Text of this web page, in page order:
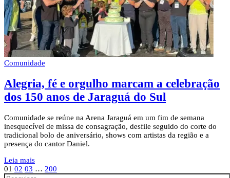
Comunidade
Alegria, fé e orgulho marcam a celebração
dos 150 anos de Jaraguá do Sul
Comunidade se reúne na Arena Jaraguá em um fim de semana
inesquecível de missa de consagração, desfile seguido do corte do
tradicional bolo de aniversário, shows com artistas da região e a
presença do cantor Daniel.
Leia mais
01 02 03 … 200